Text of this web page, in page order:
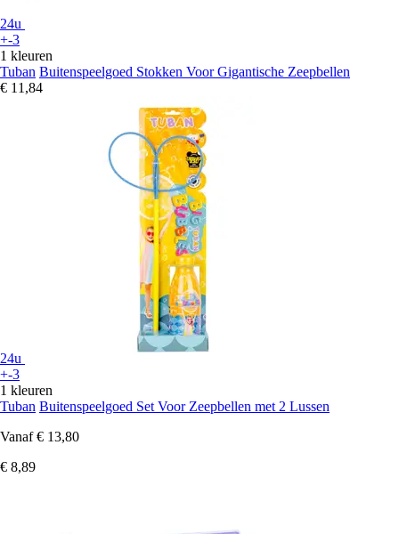
24u
+-3
1 kleuren
Tuban Buitenspeelgoed Stokken Voor Gigantische Zeepbellen
€ 11,84
24u
+-3
1 kleuren
Tuban Buitenspeelgoed Set Voor Zeepbellen met 2 Lussen
Vanaf € 13,80
€ 8,89